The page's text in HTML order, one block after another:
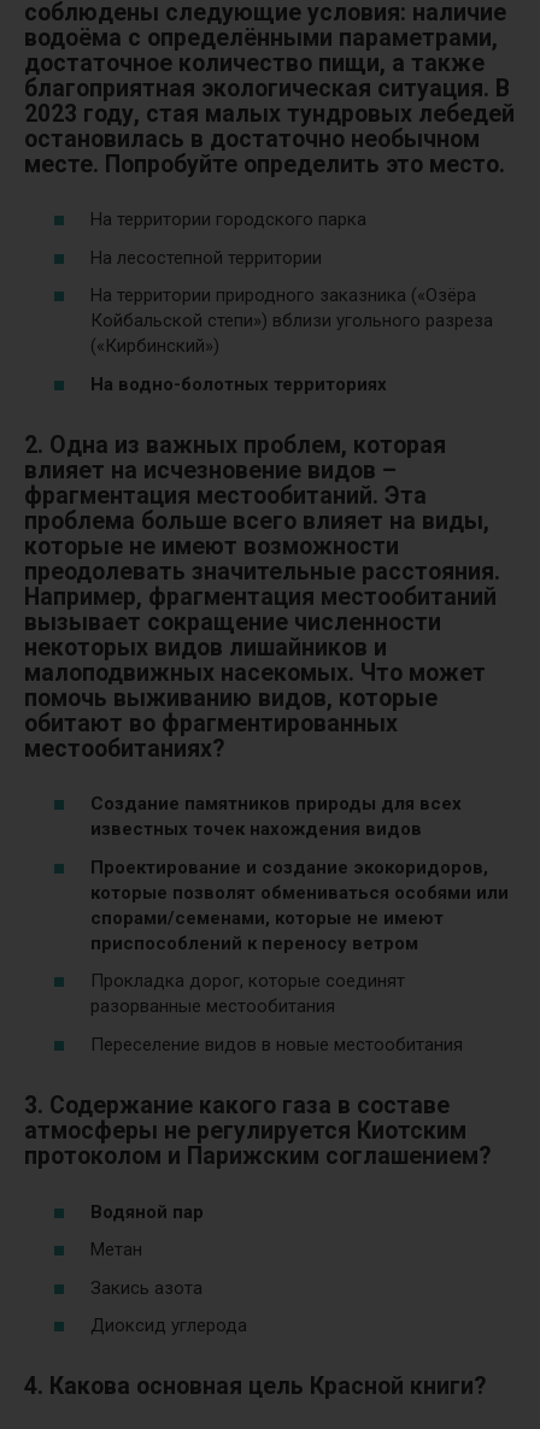
соблюдены следующие условия: наличие
водоёма с определёнными параметрами,
достаточное количество пищи, а также
благоприятная экологическая ситуация. В
2023 году, стая малых тундровых лебедей
остановилась в достаточно необычном
месте. Попробуйте определить это место.
На территории городского парка
На лесостепной территории
На территории природного заказника («Озёра
Койбальской степи») вблизи угольного разреза
(«Кирбинский»)
На водно-болотных территориях
2. Одна из важных проблем, которая
влияет на исчезновение видов –
фрагментация местообитаний. Эта
проблема больше всего влияет на виды,
которые не имеют возможности
преодолевать значительные расстояния.
Например, фрагментация местообитаний
вызывает сокращение численности
некоторых видов лишайников и
малоподвижных насекомых. Что может
помочь выживанию видов, которые
обитают во фрагментированных
местообитаниях?
Создание памятников природы для всех
известных точек нахождения видов
Проектирование и создание экокоридоров,
которые позволят обмениваться особями или
спорами/семенами, которые не имеют
приспособлений к переносу ветром
Прокладка дорог, которые соединят
разорванные местообитания
Переселение видов в новые местообитания
3. Содержание какого газа в составе
атмосферы не регулируется Киотским
протоколом и Парижским соглашением?
Водяной пар
Метан
Закись азота
Диоксид углерода
4. Какова основная цель Красной книги?